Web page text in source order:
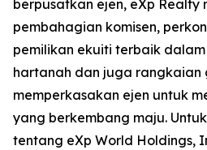
berpusatkan ejen, eXp Realty
pembahagian komisen,
pemilikan ekuiti terbaik
hartanah dan juga rangkaian
memperkasakan ejen untuk
yang berkembang maju.
tentang eXp World Holdings,